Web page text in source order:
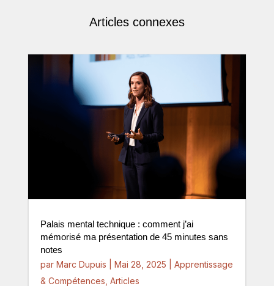
Articles connexes
Palais mental technique : comment j’ai
mémorisé ma présentation de 45 minutes sans
notes
par Marc Dupuis Mai 28, 2025
Apprentissage
& Compétences, Articles